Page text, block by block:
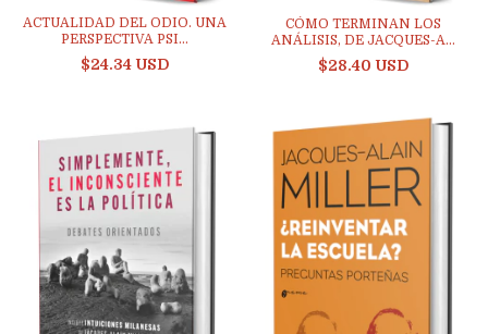
ACTUALIDAD DEL ODIO. UNA
PERSPECTIVA PSI...
$24.34 USD
CÓMO TERMINAN LOS
ANÁLISIS, DE JACQUES-A...
$28.40 USD